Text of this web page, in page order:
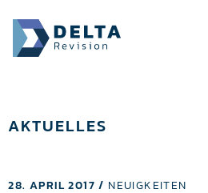
AKTUELLES
28. APRIL 2017 / NEUIGKEITEN